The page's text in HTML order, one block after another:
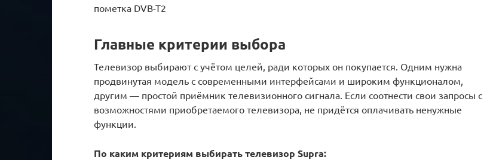
пометка DVB-T2
Главные критерии выбора
Телевизор выбирают с учётом целей, ради которых он покупается. Одним нужна
продвинутая модель с современными интерфейсами и широким функционалом,
другим — простой приёмник телевизионного сигнала. Если соотнести свои запросы с
возможностями приобретаемого телевизора, не придётся оплачивать ненужные
функции.
По каким критериям выбирать телевизор Supra: